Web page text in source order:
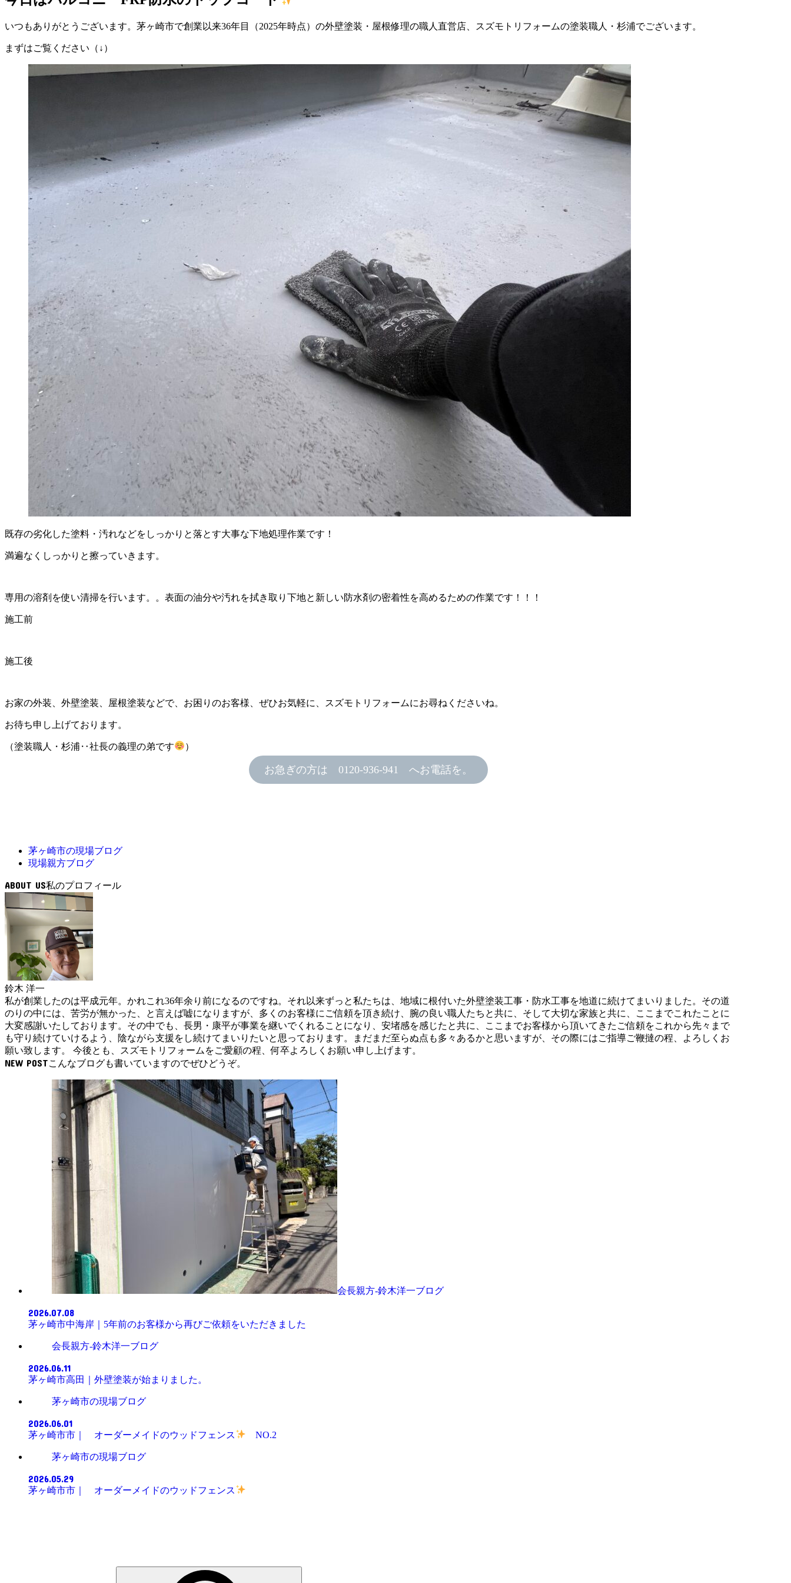
いつもありがとうございます。茅ヶ崎市で創業以来36年目（2025年時点）の外壁塗装・屋根修理の職人直営店、スズモトリフォームの塗装職人・杉浦でございます。
まずはご覧ください（↓）
既存の劣化した塗料・汚れなどをしっかりと落とす大事な下地処理作業です！
満遍なくしっかりと擦っていきます。
専用の溶剤を使い清掃を行います。。表面の油分や汚れを拭き取り下地と新しい防水剤の密着性を高めるための作業です！！！
施工前
施工後
お家の外装、外壁塗装、屋根塗装などで、お困りのお客様、ぜひお気軽に、スズモトリフォームにお尋ねくださいね。
お待ち申し上げております。
（塗装職人・杉浦‥社長の義理の弟です ）
お急ぎの方は 0120-936-941 へお電話を。
茅ヶ崎市の現場ブログ
現場親方ブログ
ABOUT US
鈴木 洋一
私が創業したのは平成元年。かれこれ36年余り前になるのですね。それ以来ずっと私たちは、地域に根付いた外壁塗装工事・防水工事を地道に続けてまいりました。その道
のりの中には、苦労が無かった、と言えば嘘になりますが、多くのお客様にご信頼を頂き続け、腕の良い職人たちと共に、そして大切な家族と共に、ここまでこれたことに
大変感謝いたしております。その中でも、長男・康平が事業を継いでくれることになり、安堵感を感じたと共に、ここまでお客様から頂いてきたご信頼をこれから先々まで
も守り続けていけるよう、陰ながら支援をし続けてまいりたいと思っております。まだまだ至らぬ点も多々あるかと思いますが、その際にはご指導ご鞭撻の程、よろしくお
願い致します。 今後とも、スズモトリフォームをご愛顧の程、何卒よろしくお願い申し上げます。
NEW POST
会長親方-鈴木洋一ブログ
2026.07.08
茅ヶ崎市中海岸｜5年前のお客様から再びご依頼をいただきました
会長親方-鈴木洋一ブログ
2026.06.11
茅ヶ崎市高田｜外壁塗装が始まりました。
茅ヶ崎市の現場ブログ
2026.06.01
茅ヶ崎市市｜ オーダーメイドのウッドフェンス NO.2
茅ヶ崎市の現場ブログ
2026.05.29
茅ヶ崎市市｜ オーダーメイドのウッドフェンス